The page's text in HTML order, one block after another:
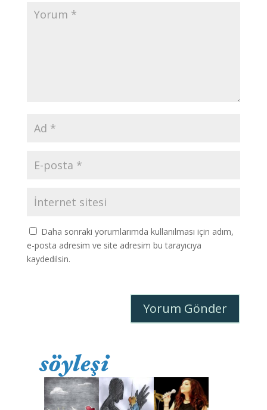
Daha sonraki yorumlarımda kullanılması için adım,
e-posta adresim ve site adresim bu tarayıcıya
kaydedilsin.